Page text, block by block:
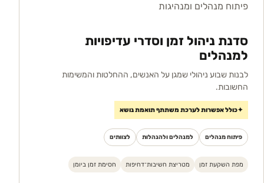
פיתוח מנהלים ומנהיגות
סדנת ניהול זמן וסדרי עדיפויות
למנהלים
לבנות שבוע ניהולי שמגן על האנשים, ההחלטות והמשימות
החשובות.
✦כולל אפשרות לערכת משתתף תואמת נושא
פיתוח מנהלים למנהלים ולהנהלות לצוותים
מפת השקעת זמן מטריצת חשיבות־דחיפות חסימת זמן ביומן